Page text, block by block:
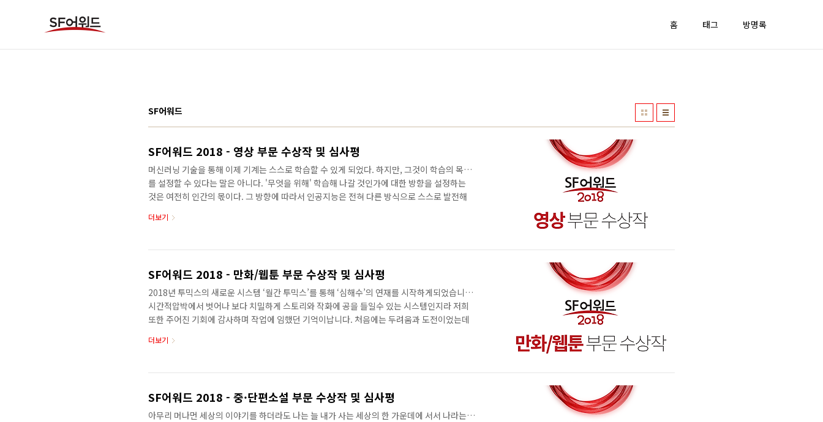
홈
태그 방명록
SF어워드
SF어워드 2018 - 영상 부문 수상작 및 심사평
머신러닝 기술을 통해 이제 기계는 스스로 학습할 수 있게 되었다. 하지만, 그것이 학습의 목표
를 설정할 수 있다는 말은 아니다. '무엇을 위해' 학습해 나갈 것인가에 대한 방향을 설정하는
것은 여전히 인간의 몫이다. 그 방향에 따라서 인공지능은 전혀 다른 방식으로 스스로 발전해
지금 우리가 인공지능에게 어떤 가치를 심어주어야하는지 고민해야 하는 이유이다. 초기 단계
았으면 한다. - 유통사 소개 《오제이티》 심사평 중에서 OJT는 A.I.가 당장 우리의 현실 안으
더보기
SF어워드 2018 - 만화/웹툰 부문 수상작 및 심사평
2018년 투믹스의 새로운 시스템 ‘월간 투믹스’를 통해 ‘심해수’의 연재를 시작하게되었습니다.
시간적압박에서 벗어나 보다 치밀하게 스토리와 작화에 공을 들일수 있는 시스템인지라 저희
또한 주어진 기회에 감사하며 작업에 임했던 기억이납니다. 처음에는 두려움과 도전이었는데
두려움은 용기로 도전은 보람으로 바뀌는 것 같습니다. ‘심해수’는 운석 충돌 이후 해수면이 높
우며 생존해 나가는 보타와 리타 남매의 모습을 그리고 있습니다. 척박한 환경이지만 그래도 인
더보기
SF어워드 2018 - 중·단편소설 부문 수상작 및 심사평
아무리 머나먼 세상의 이야기를 하더라도 나는 늘 내가 사는 세상의 한 가운데에 서서 나라는